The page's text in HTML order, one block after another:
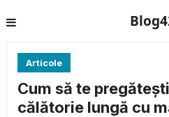
Articole
Cum să te
călătorie lungă cu